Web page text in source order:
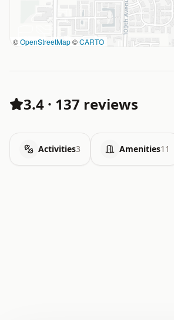
©OpenStreetMap©CARTO
3.4 · 137 reviews
Activities3 Amenities11